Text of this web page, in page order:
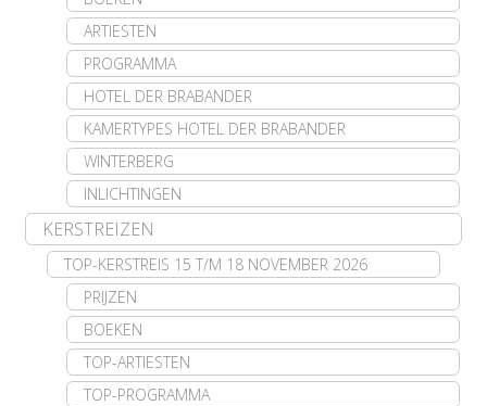
ARTIESTEN
PROGRAMMA
HOTEL DER BRABANDER
KAMERTYPES HOTEL DER BRABANDER
WINTERBERG
INLICHTINGEN
KERSTREIZEN
TOP-KERSTREIS 15 T/M 18 NOVEMBER 2026
PRIJZEN
BOEKEN
TOP-ARTIESTEN
TOP-PROGRAMMA